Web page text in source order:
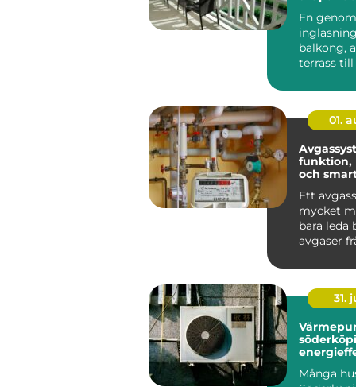
En
balkong,
terrass
anvä...
01.
funktion,
och
Ett
mycket
bara leda
avgaser
31.
Många